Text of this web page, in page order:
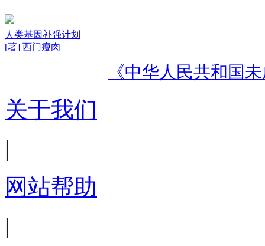
人类基因补强计划
[著] 西门瘦肉
《中华人民共和国
关于我们
|
网站帮助
|